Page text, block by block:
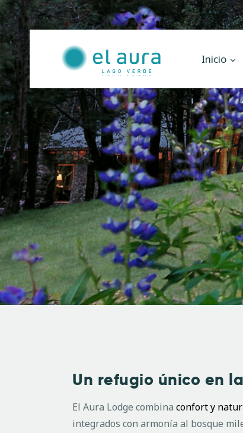
Inicio
Un refugio único en
El Aura Lodge combina confort y
integrados con armonía al bosque